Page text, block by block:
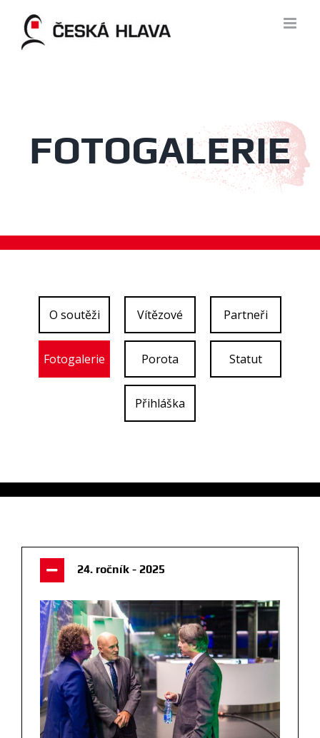
content
FOTOGALERIE
O soutěži Vítězové Partneři
Fotogalerie Porota Statut
Přihláška
24. ročník - 2025